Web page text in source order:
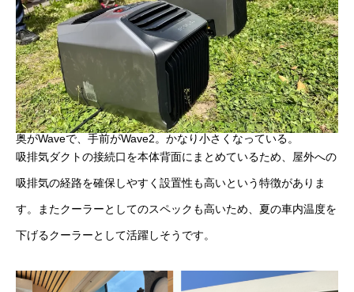
奥がWaveで、手前がWave2。かなり小さくなっている。
吸排気ダクトの接続口を本体背面にまとめているため、屋外への
吸排気の経路を確保しやすく設置性も高いという特徴がありま
す。またクーラーとしてのスペックも高いため、夏の車内温度を
下げるクーラーとして活躍しそうです。